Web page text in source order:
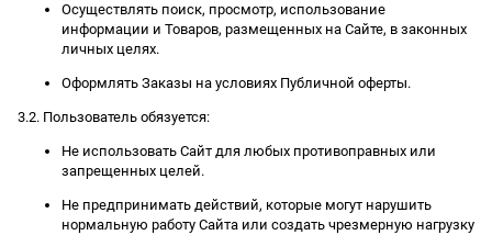
Осуществлять поиск, просмотр, использование
информации и Товаров, размещенных на Сайте, в законных
личных целях.
Оформлять Заказы на условиях Публичной оферты.
3.2. Пользователь обязуется:
Не использовать Сайт для любых противоправных или
запрещенных целей.
Не предпринимать действий, которые могут нарушить
нормальную работу Сайта или создать чрезмерную нагрузку